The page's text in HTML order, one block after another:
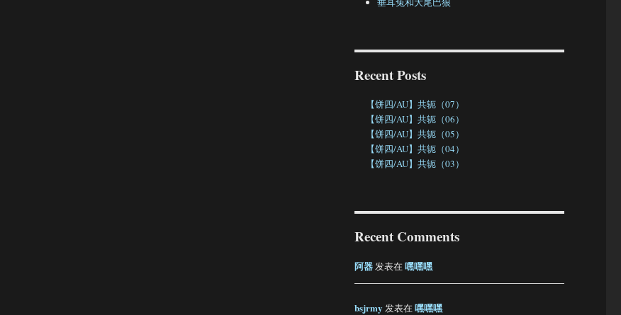
Recent Posts
【饼四/AU】共轭（07）
【饼四/AU】共轭（06）
【饼四/AU】共轭（05）
【饼四/AU】共轭（04）
【饼四/AU】共轭（03）
Recent Comments
阿器发表在嘿嘿嘿
bsjrmy 发表在嘿嘿嘿